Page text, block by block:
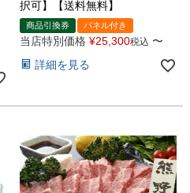
択可】【送料無料】
商品引換券 パネル付き
当店特別価格 ¥25,300税込 〜
詳細を見る